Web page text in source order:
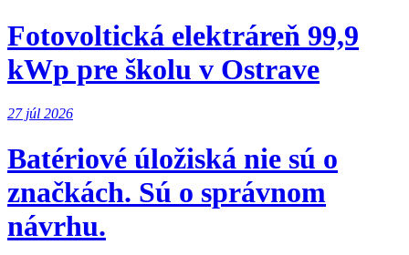
Fotovoltická elektráreň 99,9
kWp pre školu v Ostrave
27 júl 2026
Batériové úložiská nie sú o
značkách. Sú o správnom
návrhu.